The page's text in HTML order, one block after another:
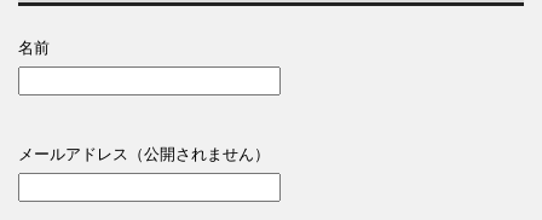
名前
メールアドレス（公開されません）